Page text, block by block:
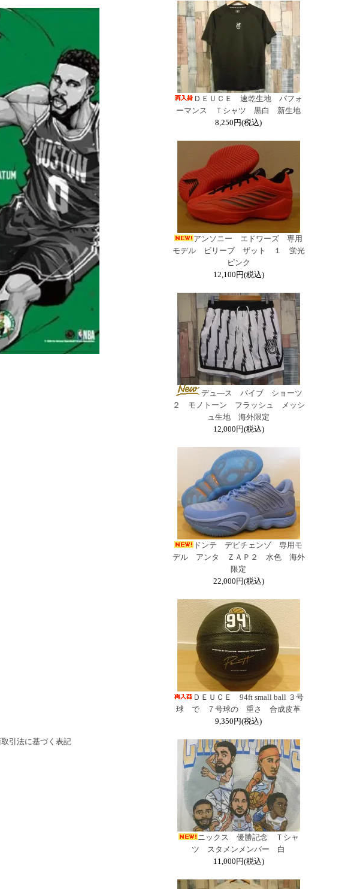
ＤＥＵＣＥ 速乾生地 パフォ
ーマンス Ｔシャツ 黒白 新生地
8,250円(税込)
アンソニー エドワーズ 専用
モデル ビリーブ ザット １ 蛍光
ピンク
12,100円(税込)
デュ―ス バイブ ショーツ
２ モノトーン フラッシュ メッシ
ュ生地 海外限定
12,000円(税込)
ドンテ デビチェンゾ 専用モ
デル アンタ ＺＡＰ２ 水色 海外
限定
22,000円(税込)
ＤＥＵＣＥ 94ft small ball ３号
球 で ７号球の 重さ 合成皮革
9,350円(税込)
ニックス 優勝記念 Ｔシャ
ツ スタメンメンバー 白
11,000円(税込)
引法に基づく表記